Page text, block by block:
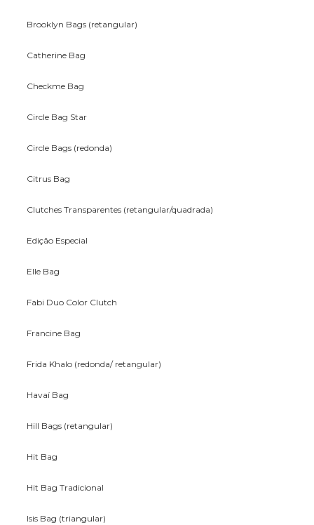
Brooklyn Bags (retangular)
Catherine Bag
Checkme Bag
Circle Bag Star
Circle Bags (redonda)
Citrus Bag
Clutches Transparentes (retangular/quadrada)
Edição Especial
Elle Bag
Fabi Duo Color Clutch
Francine Bag
Frida Khalo (redonda/ retangular)
Havaí Bag
Hill Bags (retangular)
Hit Bag
Hit Bag Tradicional
Isis Bag (triangular)